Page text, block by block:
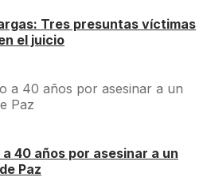
Tres presuntas víctimas
el juicio
40 años por asesinar a un
Paz